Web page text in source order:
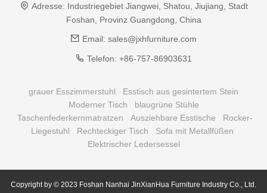
Adresse: Industriegebiet Jiangwei, Shatou, Jiujiang, Stadt
Foshan, Provinz Guangdong, China
Email: sales@jxhfurniture.com
Telefon: +86-757-86903631
grauer Esszimmerstuhl
Esstisch aus gesintertem Stein
Moderner Tisch
blaugrüne Stühle
Taschenfederkernmatratzen
Ausziehbare Esstische
Rocker-
Liegestuhl
Rechteckiger Tisch
Sofa mit Metallfüßen
Elektrischer Ledersessel
Copyright by © 2023 Foshan Nanhai JinXianHua Furniture Industry Co., Ltd.